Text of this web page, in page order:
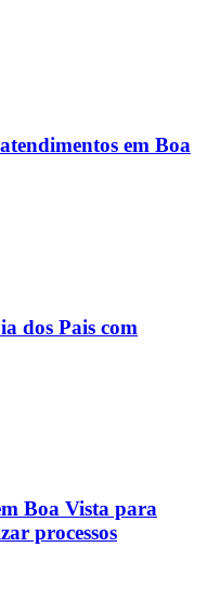
em Boa
dos Pais com
Boa Vista para
processos